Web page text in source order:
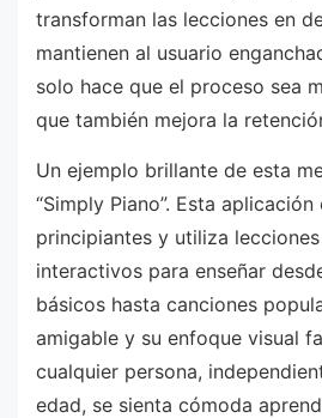
transforman las lecciones en
mantienen al usuario
solo hace que el proceso sea
que también mejora la
Un ejemplo brillante de esta
“Simply Piano”. Esta
principiantes y utiliza
interactivos para enseñar
básicos hasta canciones
amigable y su enfoque visual
cualquier persona,
edad, se sienta cómoda